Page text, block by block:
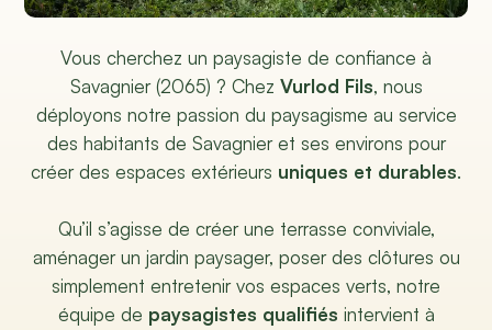
Vous cherchez un paysagiste de confiance à
Savagnier (2065) ? Chez Vurlod Fils, nous
déployons notre passion du paysagisme au service
des habitants de Savagnier et ses environs pour
créer des espaces extérieurs uniques et durables.
Qu’il s’agisse de créer une terrasse conviviale,
aménager un jardin paysager, poser des clôtures ou
simplement entretenir vos espaces verts, notre
équipe de paysagistes qualifiés intervient à